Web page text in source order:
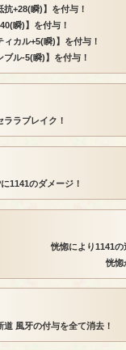
抗+28(瞬)】を付与！
瞬)】を付与！
ィカル+5(瞬)】を付与！
ブル-5(瞬)】を付与！
ラブレイク！
1141のダメージ！
恍惚により1141の
恍惚
風牙の付与を全て消去！